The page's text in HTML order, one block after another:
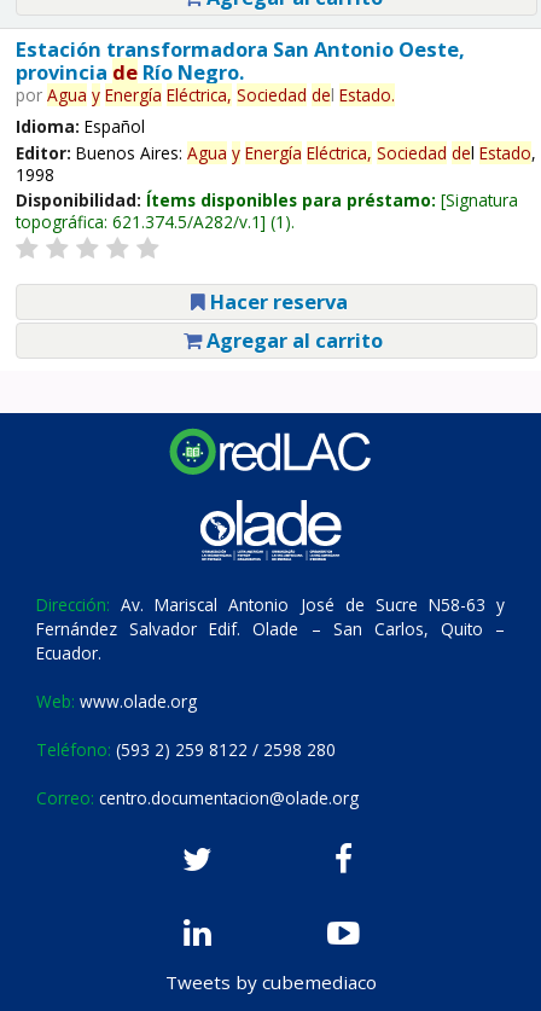
Estación transformadora San Antonio Oeste,
provincia deRío Negro.
por Agua y Energía Eléctrica, Sociedad del Estado.
Idioma: Español
Editor: Buenos Aires: Agua y Energía Eléctrica, Sociedad del Estado,
1998
Disponibilidad: Ítems disponibles para préstamo: Signatura
topográfica: 621.374.5/A282/v.1 (1).
Hacer reserva
Agregar al carrito
Dirección: Av. Mariscal Antonio José de Sucre N58-63 y
Fernández Salvador Edif. Olade – San Carlos, Quito –
Ecuador.
Web: www.olade.org
Teléfono: (593 2) 259 8122 / 2598 280
Correo: centro.documentacion@olade.org
Tweets by cubemediaco